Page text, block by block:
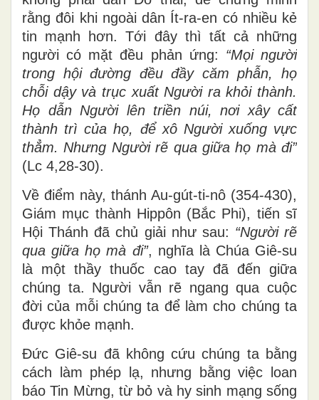
rằng đôi khi ngoài dân Ít-ra-en có nhiều kẻ
tin mạnh hơn. Tới đây thì tất cả những
người có mặt đều phản ứng: “Mọi người
trong hội đường đều đầy căm phẫn, họ
chỗi dậy và trục xuất Người ra khỏi thành.
Họ dẫn Người lên triền núi, nơi xây cất
thành trì của họ, để xô Người xuống vực
thẳm. Nhưng Người rẽ qua giữa họ mà đi”
(Lc 4,28-30).
Về điểm này, thánh Au-gút-ti-nô (354-430),
Giám mục thành Hippôn (Bắc Phi), tiến sĩ
Hội Thánh đã chủ giải như sau: “Người rẽ
qua giữa họ mà đi”, nghĩa là Chúa Giê-su
là một thầy thuốc cao tay đã đến giữa
chúng ta. Người vẫn rẽ ngang qua cuộc
đời của mỗi chúng ta để làm cho chúng ta
được khỏe mạnh.
Đức Giê-su đã không cứu chúng ta bằng
cách làm phép lạ, nhưng bằng việc loan
báo Tin Mừng, từ bỏ và hy sinh mạng sống